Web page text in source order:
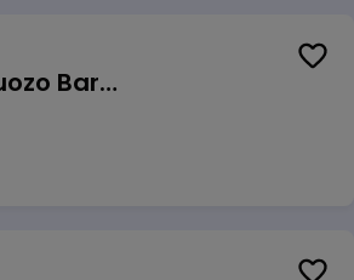
Kasininkas (-ė) - pardavėjas (-a), Juozo Bartašiaus g. 1, Utena